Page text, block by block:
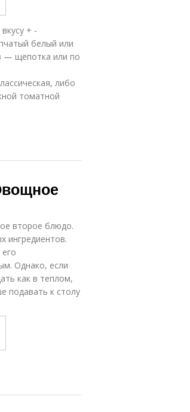
+ -
белый или
— щепотка или по
либо
томатной
второе блюдо.
ингредиентов.
Однако, если
как в теплом,
подавать к столу